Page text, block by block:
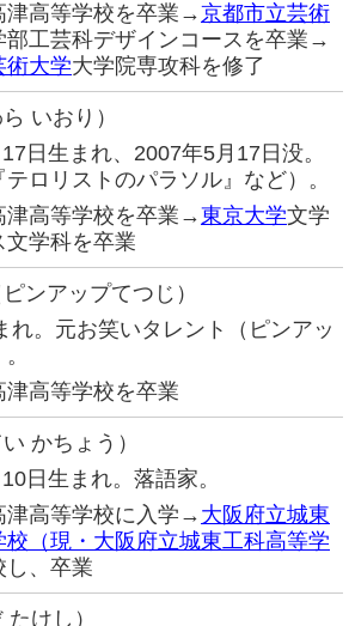
津高等学校を卒業→京都市立芸術
部工芸科デザインコースを卒業→
術大学大学院専攻科を修了
いおり）
日生まれ、2007年5月17日没。
ロリストのパラソル』など）。
津高等学校を卒業→東京大学文学
文学科を卒業
ピンアップてつじ）
れ。元お笑いタレント（ピンアッ
津高等学校を卒業
い かちょう）
日生まれ。落語家。
津高等学校に入学→ 大阪府立城東
校（現・大阪府立城東工科高等学
し、卒業
けし）